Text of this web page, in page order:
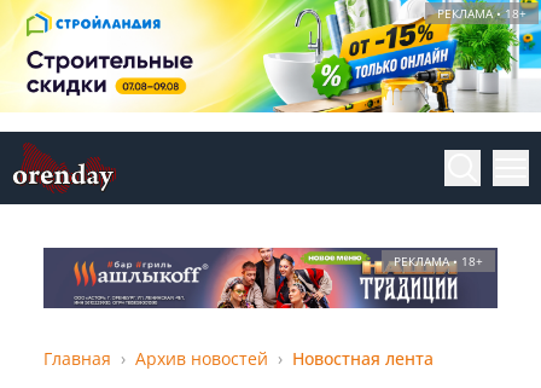
РЕКЛАМА • 18+
РЕКЛАМА • 18+
Главная Архив новостей Новостная лента